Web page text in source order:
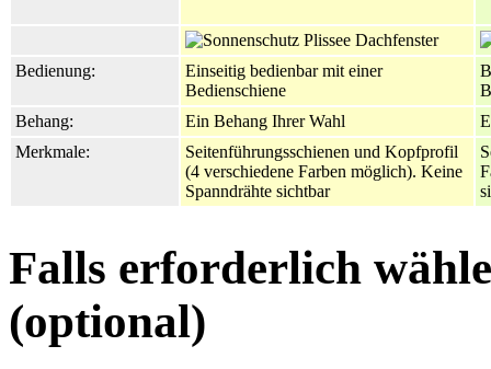
Bedienung:
Einseitig bedienbar mit einer
Bedienschiene
Behang:
Ein Behang Ihrer Wahl
Merkmale:
Seitenführungsschienen und Kopfprofil
(4 verschiedene Farben möglich). Keine
Spanndrähte sichtbar
Falls erforderlich
(optional)